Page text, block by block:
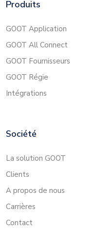
Produits
GOOT Application
GOOT All Connect
GOOT Fournisseurs
GOOT Régie
Intégrations
Société
La solution GOOT
Clients
A propos de nous
Carrières
Contact